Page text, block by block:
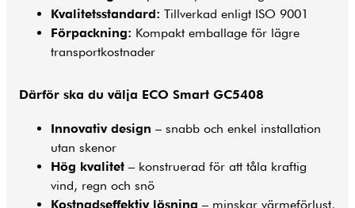
Kvalitetsstandard: Tillverkad enligt ISO 9001
Förpackning: Kompakt emballage för lägre
transportkostnader
Därför ska du välja ECO Smart GC5408
Innovativ design – snabb och enkel installation
utan skenor
Hög kvalitet – konstruerad för att tåla kraftig
vind, regn och snö
Kostnadseffektiv lösning – minskar värmeförlust,